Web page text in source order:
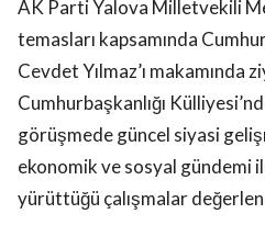
AK Parti Yalova Milletvekili
temasları kapsamında
Cevdet Yılmaz’ı makamında
Cumhurbaşkanlığı
görüşmede güncel siyasi
ekonomik ve sosyal gündemi
yürüttüğü çalışmalar